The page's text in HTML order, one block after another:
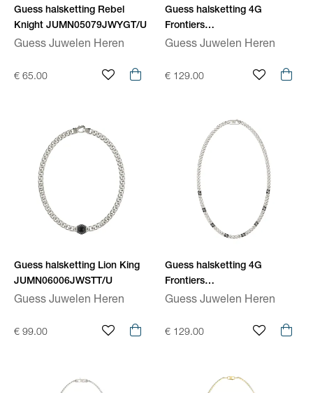
Guess halsketting Rebel
Knight JUMN05079JWYGT/U
Guess Juwelen Heren
€ 65.00
Guess halsketting 4G
Frontiers
JUMN06026JWYGT/U
Guess Juwelen Heren
€ 129.00
Guess halsketting Lion King
JUMN06006JWSTT/U
Guess Juwelen Heren
€ 99.00
Guess halsketting 4G
Frontiers
JUMN06026JWSTT/U
Guess Juwelen Heren
€ 129.00